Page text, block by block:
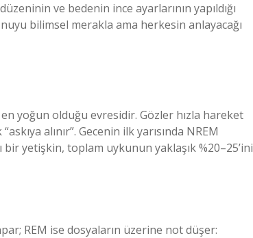
ve bedenin ince ayarlarının yapıldığı
bilimsel merakla ama herkesin anlayacağı
yoğun olduğu evresidir. Gözler hızla hareket
alınır”. Gecenin ilk yarısında NREM
bir yetişkin, toplam uykunun yaklaşık %20–25’ini
REM ise dosyaların üzerine not düşer: